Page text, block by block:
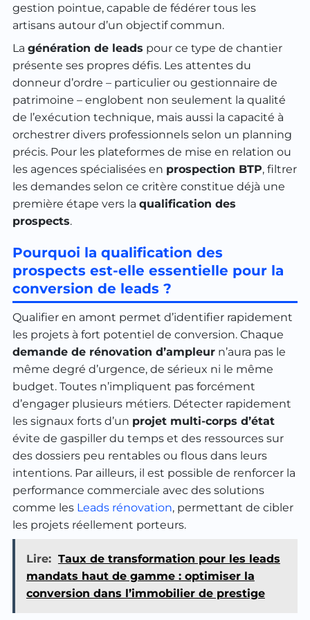
gestion pointue, capable de fédérer tous les
artisans autour d’un objectif commun.
La génération de leads pour ce type de chantier
présente ses propres défis. Les attentes du
donneur d’ordre – particulier ou gestionnaire de
patrimoine – englobent non seulement la qualité
de l’exécution technique, mais aussi la capacité à
orchestrer divers professionnels selon un planning
précis. Pour les plateformes de mise en relation ou
les agences spécialisées en prospection BTP, filtrer
les demandes selon ce critère constitue déjà une
première étape vers la qualification des
prospects.
Pourquoi la qualification des
prospects est-elle essentielle pour la
conversion de leads ?
Qualifier en amont permet d’identifier rapidement
les projets à fort potentiel de conversion. Chaque
demande de rénovation d’ampleurn’aura pas le
même degré d’urgence, de sérieux ni le même
budget. Toutes n’impliquent pas forcément
d’engager plusieurs métiers. Détecter rapidement
les signaux forts d’un projet multi-corps d’état
évite de gaspiller du temps et des ressources sur
des dossiers peu rentables ou flous dans leurs
intentions. Par ailleurs, il est possible de renforcer la
performance commerciale avec des solutions
comme les Leads rénovation, permettant de cibler
les projets réellement porteurs.
Lire: Taux de transformation pour les leads
mandats haut de gamme : optimiser la
conversion dans l’immobilier de prestige